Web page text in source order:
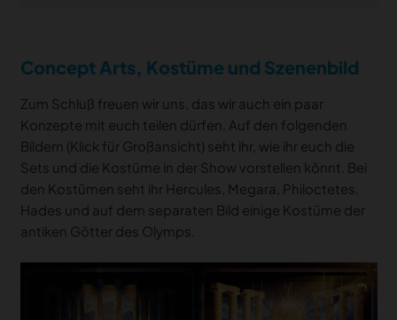
Concept Arts, Kostüme und Szenenbild
Zum Schluß freuen wir uns, das wir auch ein paar
Konzepte mit euch teilen dürfen. Auf den folgenden
Bildern (Klick für Großansicht) seht ihr, wie ihr euch die
Sets und die Kostüme in der Show vorstellen könnt. Bei
den Kostümen seht ihr Hercules, Megara, Philoctetes,
Hades und auf dem separaten Bild einige Kostüme der
antiken Götter des Olymps.